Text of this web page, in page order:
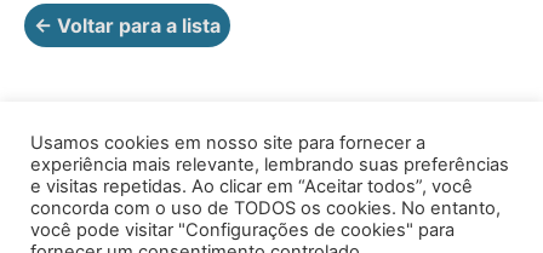
← Voltar para a lista
Av. Prof. Armando Alves da Silva, nº 1950 - Zacarias,
Usamos cookies em nosso site para fornecer a
experiência mais relevante, lembrando suas preferências
e visitas repetidas. Ao clicar em “Aceitar todos”, você
concorda com o uso de TODOS os cookies. No entanto,
você pode visitar "Configurações de cookies" para